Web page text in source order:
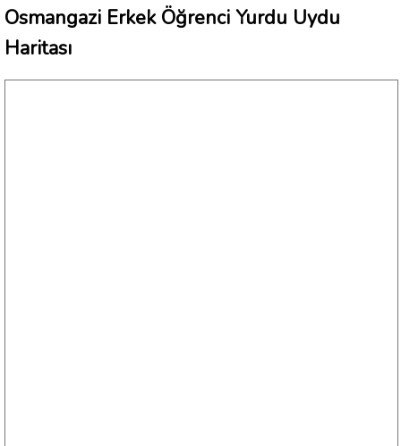
Osmangazi Erkek Öğrenci Yurdu Uydu
Haritası